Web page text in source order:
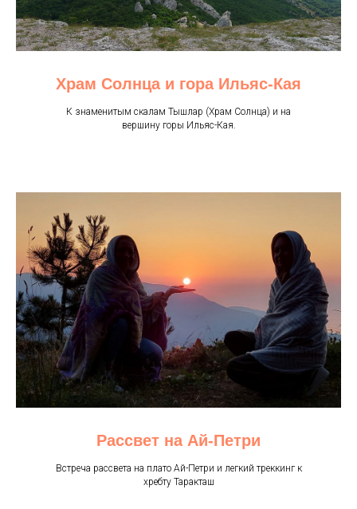
Храм Солнца и гора Ильяс-Кая
К знаменитым скалам Тышлар (Храм Солнца) и на
вершину горы Ильяс-Кая.
Рассвет на Ай-Петри
Встреча рассвета на плато Ай-Петри и легкий треккинг к
хребту Таракташ